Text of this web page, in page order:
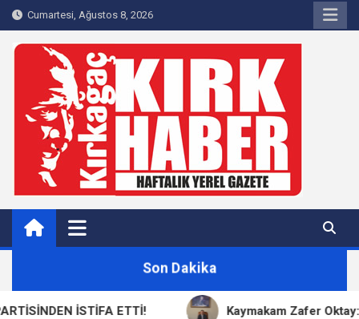
Skip
to
content
Cumartesi, Ağustos 8, 2026
Kırkağaç 40Haber
Kırkağaç'ın Yerel Haber Sitesi
Son Dakika
İSTİFA ETTİ! Kaymakam Zafer Oktay: